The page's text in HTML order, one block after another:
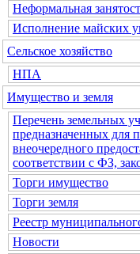
Неформальная
Исполнение майских
Сельское хозяйство
НПА
Имущество и земля
Перечень земельных
предназначенных для
внеочередного
соответствии с ФЗ,
Торги имущество
Торги земля
Реестр
Новости